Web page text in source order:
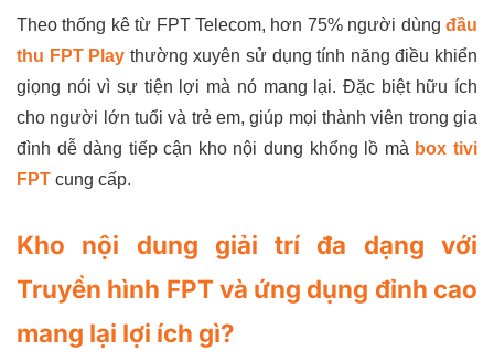
Theo thống kê từ FPT Telecom, hơn 75% người dùng đầu
thu FPT Play thường xuyên sử dụng tính năng điều khiển
giọng nói vì sự tiện lợi mà nó mang lại. Đặc biệt hữu ích
cho người lớn tuổi và trẻ em, giúp mọi thành viên trong gia
đình dễ dàng tiếp cận kho nội dung khổng lồ mà box tivi
FPT cung cấp.
Kho nội dung giải trí đa dạng với
Truyền hình FPT và ứng dụng đỉnh cao
mang lại lợi ích gì?